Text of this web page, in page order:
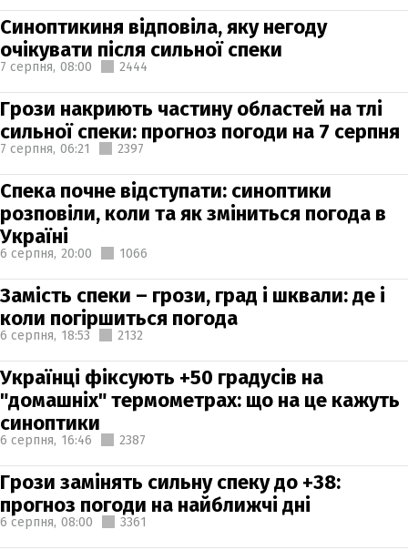
Синоптикиня відповіла, яку негоду
очікувати після сильної спеки
7 серпня, 08:00 2444
Грози накриють частину областей на тлі
сильної спеки: прогноз погоди на 7 серпня
7 серпня, 06:21 2397
Спека почне відступати: синоптики
розповіли, коли та як зміниться погода в
Україні
6 серпня, 20:00 1066
Замість спеки – грози, град і шквали: де і
коли погіршиться погода
6 серпня, 18:53 2132
Українці фіксують +50 градусів на
"домашніх" термометрах: що на це кажуть
синоптики
6 серпня, 16:46 2387
Грози замінять сильну спеку до +38:
прогноз погоди на найближчі дні
6 серпня, 08:00 3361